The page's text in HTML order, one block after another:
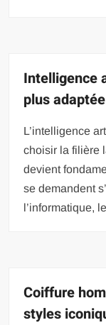
Intelligence
plus
L’intelligence
choisir la filière
devient
se demandent
l’informatique,
Coiffure
styles